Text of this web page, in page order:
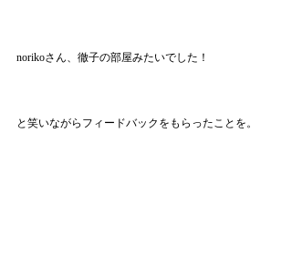
norikoさん、徹子の部屋みたいでした！
と笑いながらフィードバックをもらったことを。